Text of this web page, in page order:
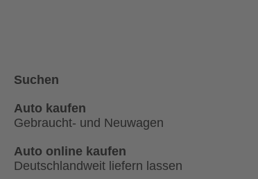
Suchen
Auto kaufen
Gebraucht- und Neuwagen
Auto online kaufen
Deutschlandweit liefern lassen